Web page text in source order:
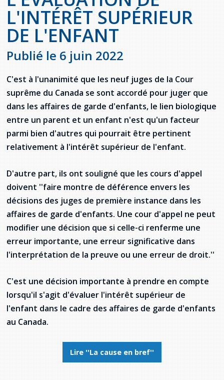
Jeux de la francophonie canadienne
Forum jeunesse pancanadien
Festival jeunesse de l'Acadie
Assemblée générale annuelle
Gestes et paroles ambigus
Admission au barreau
Ressources documentaires
Formulaires de procédure pénale
La Charte canadienne des droits et libertés
Lois fréquemment consultées
Commission des droits de la personne de
Terre-Neuve-et-Labrador
Acheter un véhicule neuf ou d'occasion ou
louer sur le long terme (leasing) un véhicule
Offres d'emploi (Secteur Justice)
Législation spéciale Covid-19
L'Aide juridique à Terre-Neuve-et-
Labrador
Qu'est-ce que l'Aide juridique ?
Bureaux de l'Aide juridique de Terre-Neuve-
et-Labrador
Répertoire des juristes d'expression
française
Règlement Quiz RVF 2021
Continuons en français
Activités
Guide du système de santé à TNL
Annuaire de santé
Offres Actives
Santé mentale et dépendances
Société Santé en français (SSF)
Travailler en santé à TNL
Passeport Santé
Répertoire des professionnels de santé
Visages de la santé
Pinos Mpiana
Allison Chaytor
Lee Trowbridge
Randy Follet
Pamela Tucker
Programmes et services du gouvernement
provincial
Ressources linguistiques pour la
Services en français
Ma langue, c'est ma fierté !
Carte des services en français
2SLGBTQIA+
L'INTÉRÊT SUPÉRIEUR
DE L'ENFANT
Publié le 6 juin 2022
C'est à l'unanimité que les neuf juges de la Cour
suprême du Canada se sont accordé pour juger que
dans les affaires de garde d'enfants, le lien biologique
entre un parent et un enfant n'est qu'un facteur
parmi bien d'autres qui pourrait être pertinent
relativement à l'intérêt supérieur de l'enfant.
D'autre part, ils ont souligné que les cours d'appel
doivent ''faire montre de déférence envers les
décisions des juges de première instance dans les
affaires de garde d'enfants. Une cour d'appel ne peut
modifier une décision que si celle-ci renferme une
erreur importante, une erreur significative dans
l'interprétation de la preuve ou une erreur de droit.''
C'est une décision importante à prendre en compte
lorsqu'il s'agit d'évaluer l'intérêt supérieur de
l'enfant dans le cadre des affaires de garde d'enfants
au Canada.
Lire ''La cause en bref''